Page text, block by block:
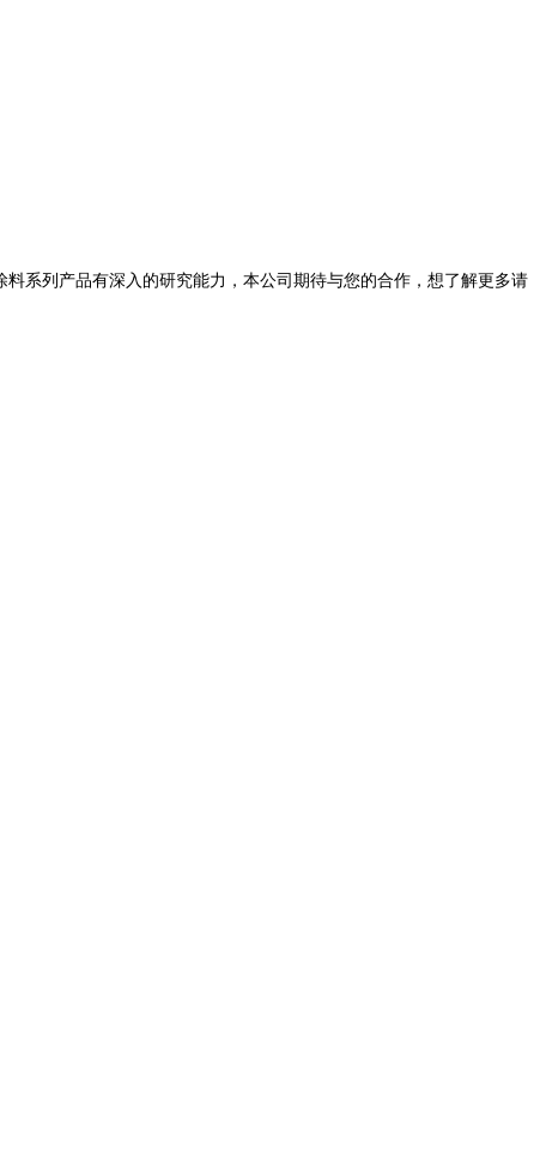
系列产品有深入的研究能力，本公司期待与您的合作，想了解更多请